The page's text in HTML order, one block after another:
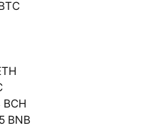
BNB